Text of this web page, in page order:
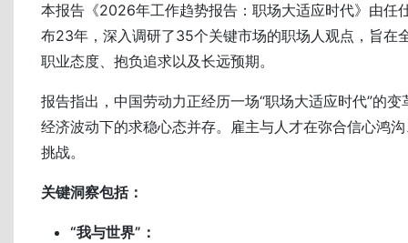
本报告《2026年工作趋势报告：职场大适应时代》由任
布23年，深入调研了35个关键市场的职场人观点，旨在
职业态度、抱负追求以及长远预期。
报告指出，中国劳动力正经历一场“职场大适应时代”的
经济波动下的求稳心态并存。雇主与人才在弥合信心鸿
挑战。
关键洞察包括：
“我与世界”：